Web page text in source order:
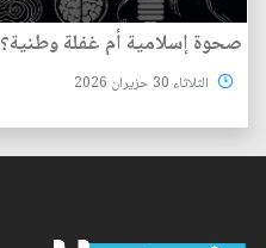
صحوة إسلامية أم غفلة وطنية؟
الثلاثاء 30 حزيران 2026